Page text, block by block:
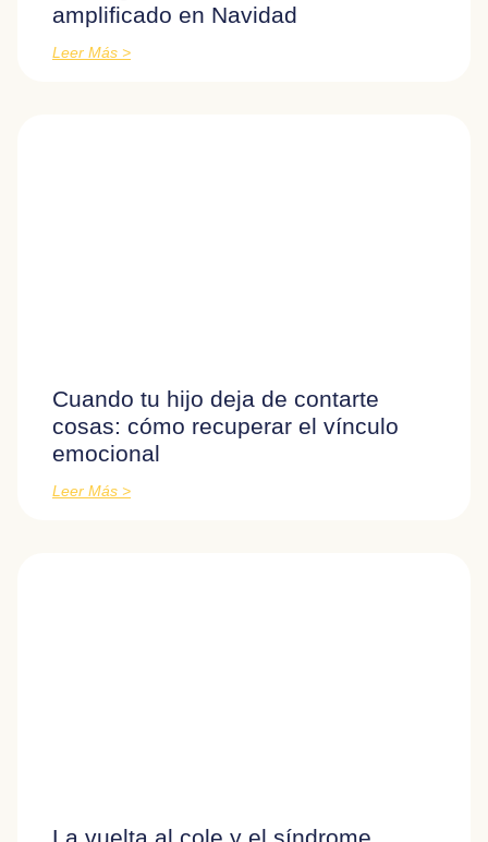
amplificado en Navidad
Leer Más >
Cuando tu hijo deja de contarte
cosas: cómo recuperar el vínculo
emocional
Leer Más >
La vuelta al cole y el síndrome